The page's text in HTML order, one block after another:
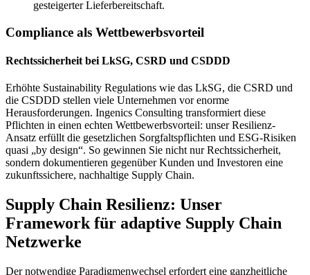
gesteigerter Lieferbereitschaft.
Compliance als Wettbewerbsvorteil
Rechtssicherheit bei LkSG, CSRD und CSDDD
Erhöhte Sustainability Regulations wie das LkSG, die CSRD und
die CSDDD stellen viele Unternehmen vor enorme
Herausforderungen. Ingenics Consulting transformiert diese
Pflichten in einen echten Wettbewerbsvorteil: unser Resilienz-
Ansatz erfüllt die gesetzlichen Sorgfaltspflichten und ESG-Risiken
quasi „by design“. So gewinnen Sie nicht nur Rechtssicherheit,
sondern dokumentieren gegenüber Kunden und Investoren eine
zukunftssichere, nachhaltige Supply Chain.
Supply Chain Resilienz: Unser
Framework für adaptive Supply Chain
Netzwerke
Der notwendige Paradigmenwechsel erfordert eine ganzheitliche